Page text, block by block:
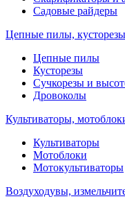
Садовые райдеры
Цепные пилы, кусторезы
Цепные пилы
Кусторезы
Сучкорезы и
Дровоколы
Культиваторы,
Культиваторы
Мотоблоки
Мотокультиваторы
Воздуходувы,